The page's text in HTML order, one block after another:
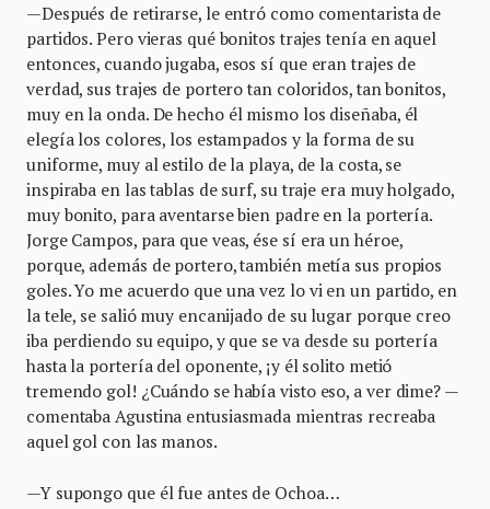
—Después de retirarse, le entró como comentarista de
partidos. Pero vieras qué bonitos trajes tenía en aquel
entonces, cuando jugaba, esos sí que eran trajes de
verdad, sus trajes de portero tan coloridos, tan bonitos,
muy en la onda. De hecho él mismo los diseñaba, él
elegía los colores, los estampados y la forma de su
uniforme, muy al estilo de la playa, de la costa, se
inspiraba en las tablas de surf, su traje era muy holgado,
muy bonito, para aventarse bien padre en la portería.
Jorge Campos, para que veas, ése sí era un héroe,
porque, además de portero, también metía sus propios
goles. Yo me acuerdo que una vez lo vi en un partido, en
la tele, se salió muy encanijado de su lugar porque creo
iba perdiendo su equipo, y que se va desde su portería
hasta la portería del oponente, ¡y él solito metió
tremendo gol! ¿Cuándo se había visto eso, a ver dime? —
comentaba Agustina entusiasmada mientras recreaba
aquel gol con las manos.
—Y supongo que él fue antes de Ochoa…